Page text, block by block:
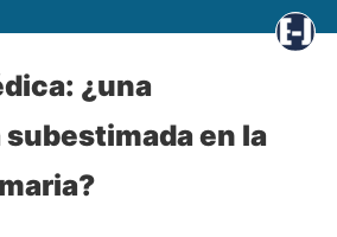
¿una
en la